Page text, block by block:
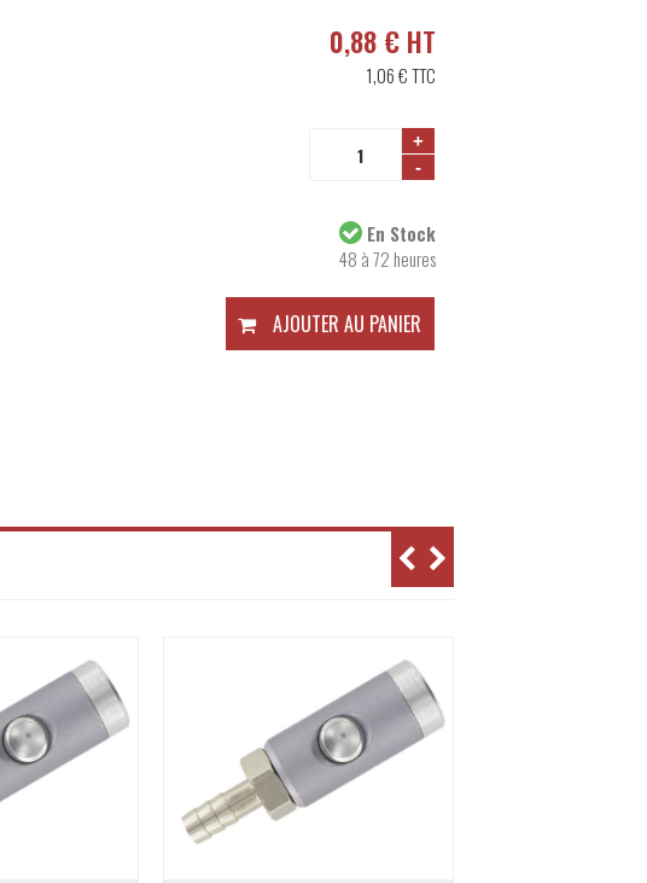
0,88 € HT
1,06 €TTC
+
-
En Stock
48 à 72 heures
AJOUTER AU PANIER